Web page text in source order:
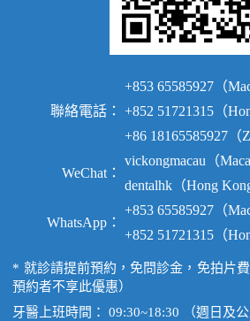
聯絡電話：
+853 65585927（
+852 51721315（
+86 18165585927（
WeChat：
vickongmacau（
dentalhk（Hong
WhatsApp：
+853 65585927（
+852 51721315（
* 就診請提前預約，免問診金，免拍片
預約者不享此優惠）
牙醫上班時間： 09:30~18:30 （週日及